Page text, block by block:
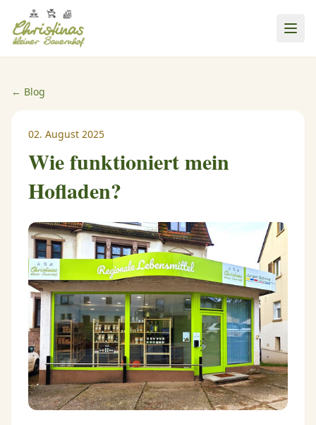
← Blog
02. August 2025
Wie funktioniert mein
Hofladen?